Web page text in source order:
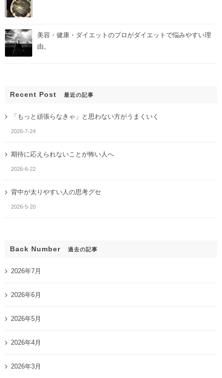
美容・健康・ダイエットのプロがダイエットで悩みやすい理
由。
Recent Post 最近の記事
「もっと頑張らなきゃ」と思わない方がうまくいく
2026-7-24
期待に応えられないことが怖い人へ
2026-6-22
背中が太りやすい人の思考グセ
2026-5-20
Back Number 過去の記事
2026年7月
2026年6月
2026年5月
2026年4月
2026年3月